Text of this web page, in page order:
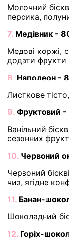
Молочний
персика,
7. Медівник -
Медові коржі,
додати фрукти
8. Наполеон -
Листкове
9. Фруктовий -
Ванільний
сезонних
10. Червоний
Червоний
чиз, ягідне
11. Банан-
Шоколадний
12. Горіх-